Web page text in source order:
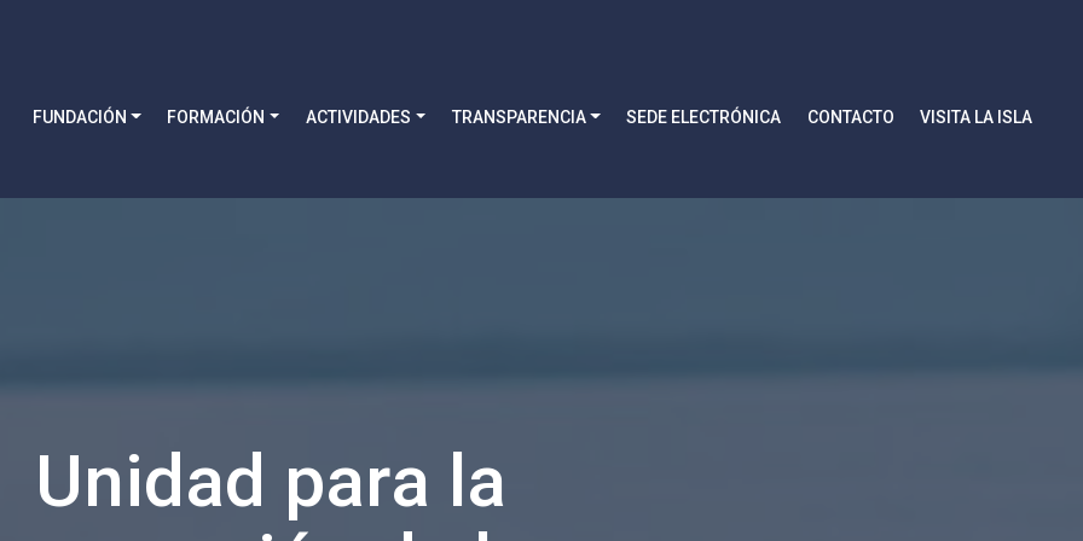
FUNDACIÓN
FORMACIÓN ACTIVIDADES TRANSPARENCIA SEDE ELECTRÓNICA CONTACTO VISITA LA ISLA
Unidad para la